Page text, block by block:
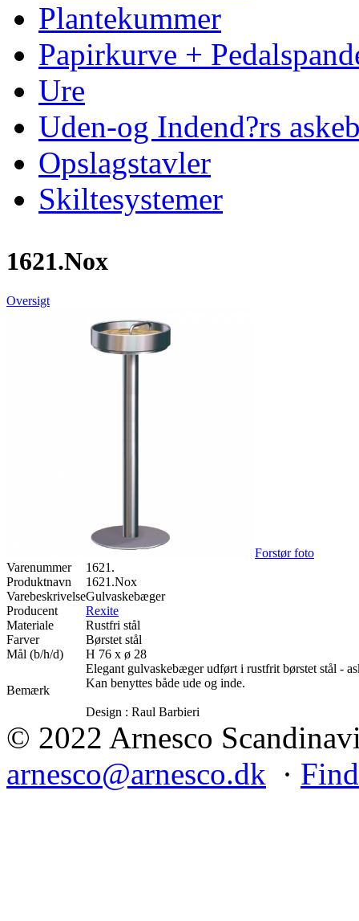
Plantekummer
Papirkurve +
Ure
Uden-og Indend?rs
Opslagstavler
Skiltesystemer
1621.Nox
Oversigt
Forstør foto
Varenummer
1621.
Produktnavn
1621.Nox
VarebeskrivelseGulvaskebæger
Producent
Rexite
Materiale
Rustfri stål
Farver
Børstet stål
Mål (b/h/d)
H 76 x ø 28
Bemærk
Elegant gulvaskebæger udført i rustfrit børstet stål -
Kan benyttes både ude og inde.
Design : Raul Barbieri
© 2022 Arnesco
arnesco@arnesco.dk ·